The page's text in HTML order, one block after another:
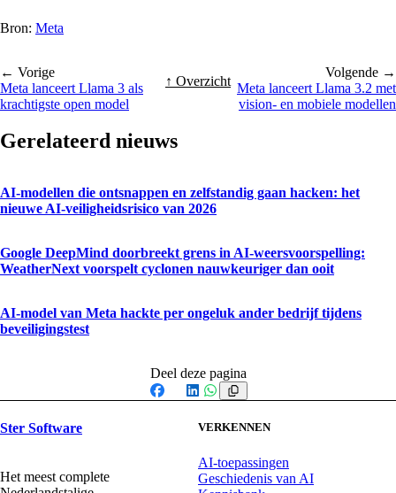
Bron: Meta
← Vorige
Meta lanceert Llama 3 als
krachtigste open model
↑ Overzicht
Volgende →
Meta lanceert Llama 3.2 met
vision- en mobiele modellen
Gerelateerd nieuws
AI-modellen die ontsnappen en zelfstandig gaan hacken: het
nieuwe AI-veiligheidsrisico van 2026
Google DeepMind doorbreekt grens in AI-weersvoorspelling:
WeatherNext voorspelt cyclonen nauwkeuriger dan ooit
AI-model van Meta hackte per ongeluk ander bedrijf tijdens
beveiligingstest
Deel deze pagina
Facebook
X LinkedIn
WhatsApp
Ster Software
Het meest complete
VERKENNEN
AI-toepassingen
Geschiedenis van AI